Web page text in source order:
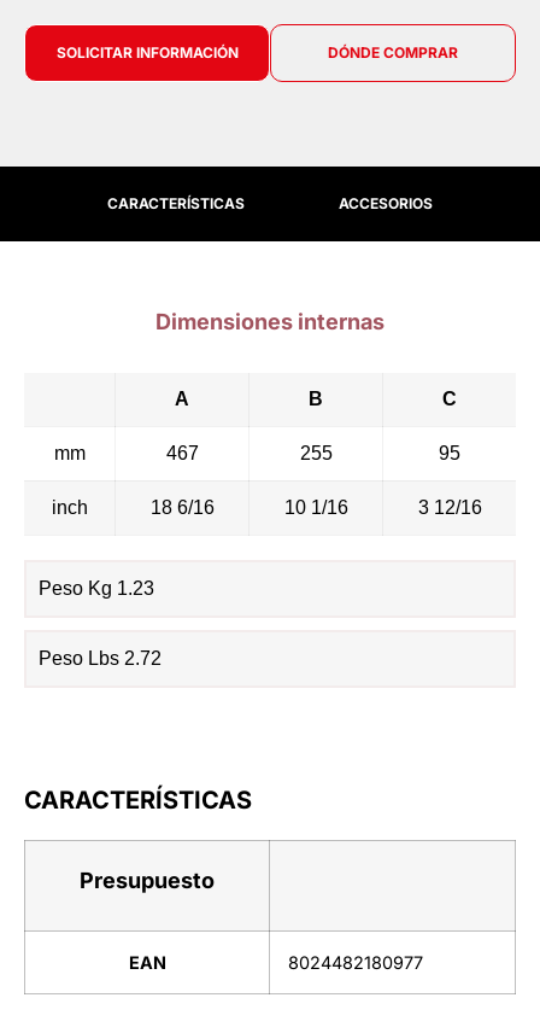
SOLICITAR INFORMACIÓN DÓNDE COMPRAR
CARACTERÍSTICAS ACCESORIOS
Dimensiones internas
A B C
mm 467 255 95
inch 18 6/16 10 1/16 3 12/16
Peso Kg 1.23
Peso Lbs 2.72
CARACTERÍSTICAS
Presupuesto
EAN 8024482180977